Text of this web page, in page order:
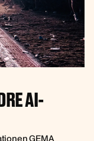
AI-
GEMA